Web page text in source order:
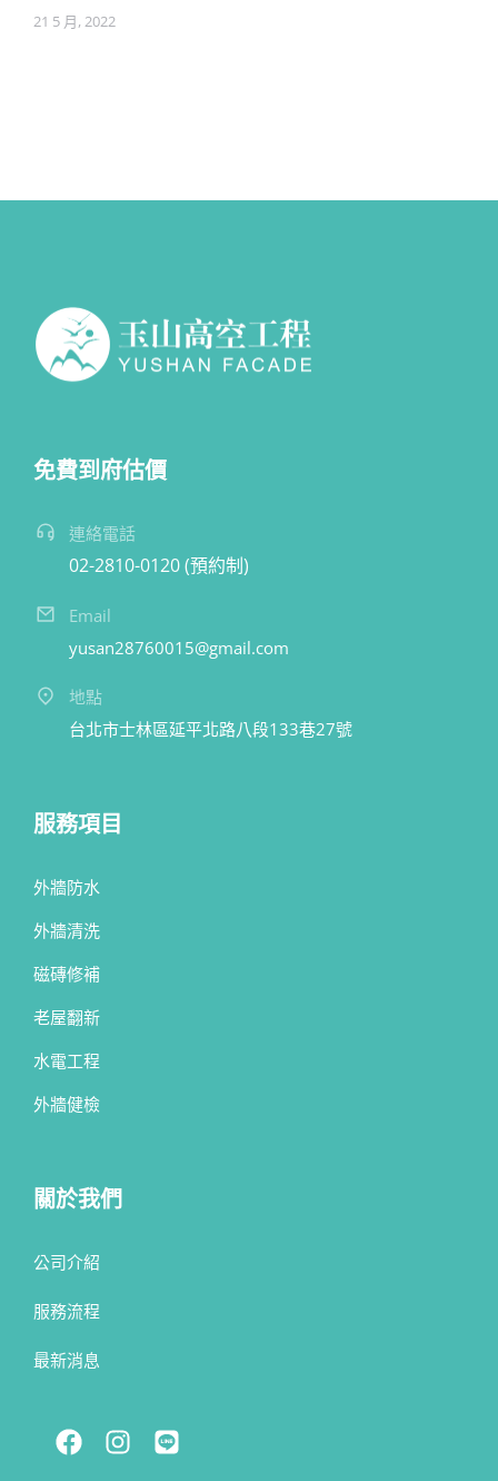
21 5 月, 2022
免費到府估價
連絡電話
02-2810-0120 (預約制)
Email
yusan28760015@gmail.com
地點
台北市士林區延平北路八段133巷27號
服務項目
外牆防水
外牆清洗
磁磚修補
老屋翻新
水電工程
外牆健檢
關於我們
公司介紹
服務流程
最新消息